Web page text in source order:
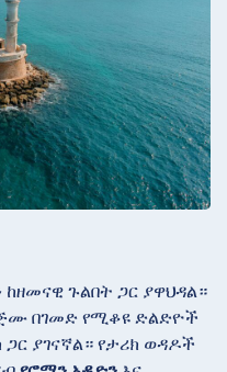
ጉልበት ጋር ያዋህዳል።
በገመድ የሚቆዩ ድልድዮች
ያገናኛል። የታሪክ ወዳዶች